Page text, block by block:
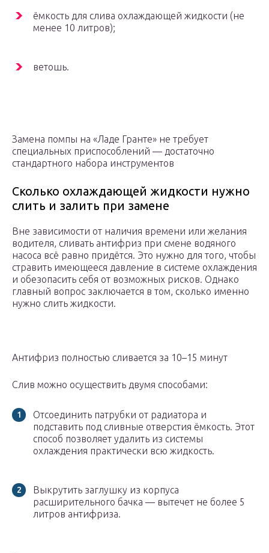
ёмкость для слива охлаждающей жидкости (не
менее 10 литров);
ветошь.
Замена помпы на «Ладе Гранте» не требует
специальных приспособлений — достаточно
стандартного набора инструментов
Сколько охлаждающей жидкости нужно
слить и залить при замене
Вне зависимости от наличия времени или желания
водителя, сливать антифриз при смене водяного
насоса всё равно придётся. Это нужно для того, чтобы
стравить имеющееся давление в системе охлаждения
и обезопасить себя от возможных рисков. Однако
главный вопрос заключается в том, сколько именно
нужно слить жидкости.
Антифриз полностью сливается за 10–15 минут
Слив можно осуществить двумя способами:
Отсоединить патрубки от радиатора и
подставить под сливные отверстия ёмкость. Этот
способ позволяет удалить из системы
охлаждения практически всю жидкость.
Выкрутить заглушку из корпуса
расширительного бачка — вытечет не более 5
литров антифриза.